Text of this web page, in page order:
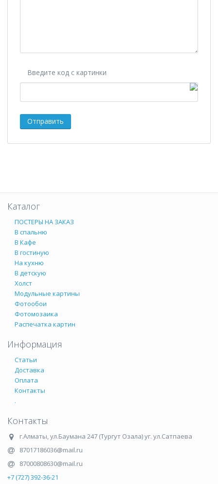
Введите код с картинки
Каталог
ПОСТЕРЫ НА ЗАКАЗ
В спальню
В Кафе
В гостиную
На кухню
В детскую
Холст
Модульные картины
Фотообои
Фотомозаика
Распечатка картин
Информация
Статьи
Доставка
Оплата
Контакты
.
Контакты
г.Алматы,ул.Баумана 247 (Тургут Озала) уг. ул.Сатпаева
87017186036@mail.ru
87000808630@mail.ru
+7 (727) 392-36-21